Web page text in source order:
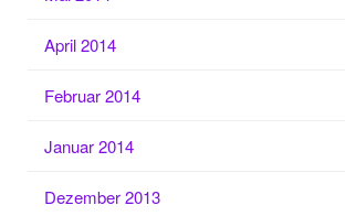
April 2014
Februar 2014
Januar 2014
Dezember 2013